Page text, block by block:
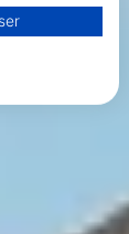
de
les
contenu.
des données
européenne et